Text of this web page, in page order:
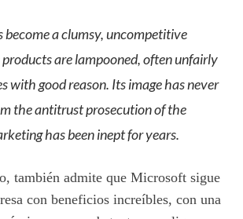
become a clumsy, uncompetitive
are lampooned, often unfairly
with good reason. Its image has never
the antitrust prosecution of the
has been inept for years.
también admite que Microsoft sigue
con beneficios increíbles, con una